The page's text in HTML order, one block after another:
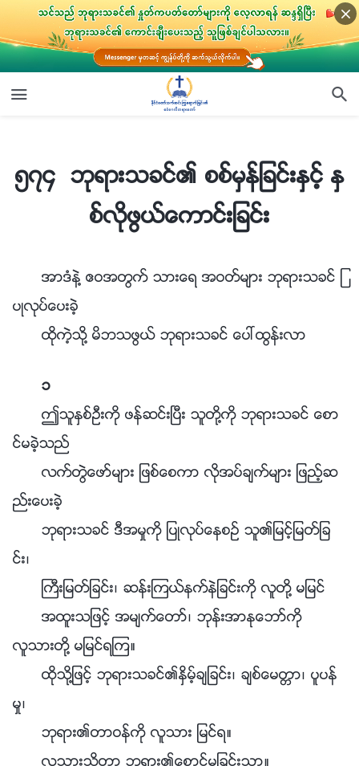
၅၇၄ ဘုရားသခင္၏ စစ္မွန္ျခင္းႏွင့္ ႏွစ္လိုဖြယ္ေကာင္းျခင္း
၅၇၄ ဘုရားသခင္၏ စစ္မွန္ျခင္းႏွင့္ ႏွ
စ္လိုဖြယ္ေကာင္းျခင္း
အာဒံနဲ႔ ဧဝအတြက္ သားေရ အဝတ္မ်ား ဘုရားသခင္ ျ
ပဳလုပ္ေပးခဲ့
ထိုကဲ့သို႔ မိဘသဖြယ္ ဘုရားသခင္ ေပၚထြန္းလာ
၁
ဤသူႏွစ္ဦးကို ဖန္ဆင္းၿပီး သူတို႔ကို ဘုရားသခင္ ေစာ
င္မခဲ့သည္
လက္တြဲေဖာ္မ်ား ျဖစ္ေစကာ လိုအပ္ခ်က္မ်ား ျဖည့္ဆ
ည္းေပးခဲ့
ဘုရားသခင္ ဒီအမႈကို ျပဳလုပ္ေနစဥ္ သူ၏ျမင့္ျမတ္ျခ
င္း၊
ႀကီးျမတ္ျခင္း၊ ဆန္းၾကယ္နက္နဲျခင္းကို လူတို႔ မျမင္
အထူးသျဖင့္ အမ်က္ေတာ္၊ ဘုန္းအာႏုေဘာ္ကို
လူသားတို႔ မျမင္ရၾက။
ထိုသို႔ျဖင့္ ဘုရားသခင္၏ႏွိမ့္ခ်ျခင္း၊ ခ်စ္ေမတၱာ၊ ပူပန္
မႈ၊
ဘုရား၏တာဝန္ကို လူသား ျမင္ရ။